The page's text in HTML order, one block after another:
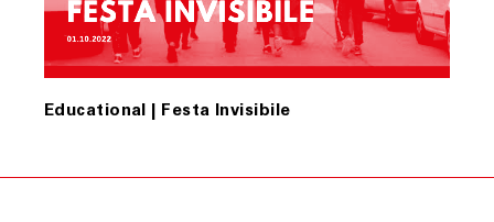
Educational | Festa Invisibile